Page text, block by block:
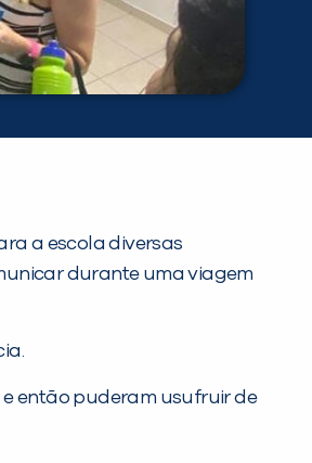
a escola diversas
durante uma viagem
então puderam usufruir de